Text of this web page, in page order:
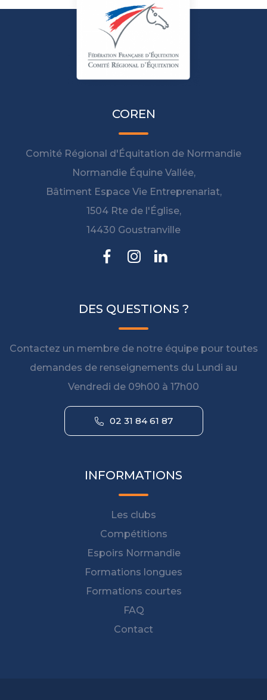
COREN
Comité Régional d'Équitation de Normandie
Normandie Équine Vallée,
Bâtiment Espace Vie Entreprenariat,
1504 Rte de l'Église,
14430 Goustranville
DES QUESTIONS ?
Contactez un membre de notre équipe pour toutes
demandes de renseignements du Lundi au
Vendredi de 09h00 à 17h00
02 31 84 61 87
INFORMATIONS
Les clubs
Compétitions
Espoirs Normandie
Formations longues
Formations courtes
FAQ
Contact